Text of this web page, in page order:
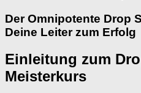
Der Omnipotente Drop
Deine Leiter zum Erfolg
Einleitung zum
Meisterkurs